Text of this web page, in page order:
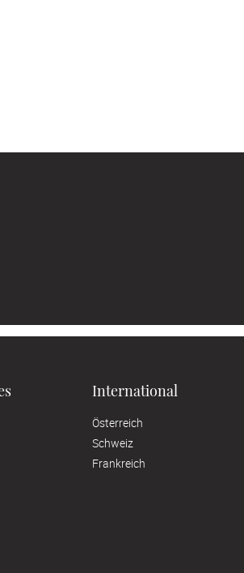
International
Österreich
Schweiz
Frankreich